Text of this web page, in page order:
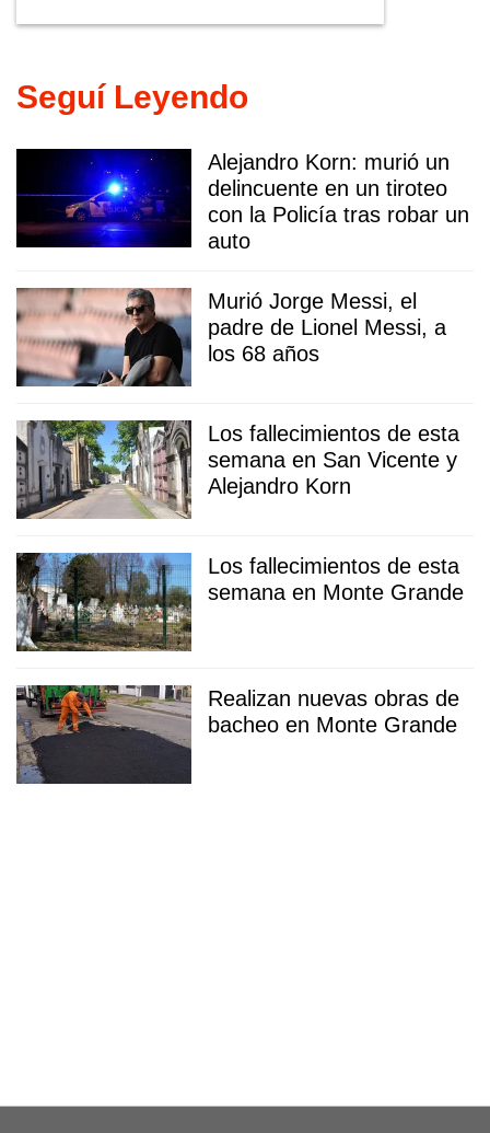
Seguí Leyendo
Alejandro Korn: murió un
delincuente en un tiroteo
con la Policía tras robar un
auto
Murió Jorge Messi, el
padre de Lionel Messi, a
los 68 años
Los fallecimientos de esta
semana en San Vicente y
Alejandro Korn
Los fallecimientos de esta
semana en Monte Grande
Realizan nuevas obras de
bacheo en Monte Grande